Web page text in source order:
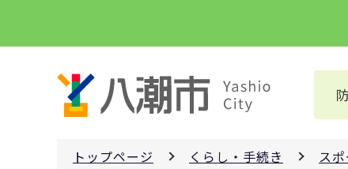
ペ
トップページ くらし・手続き ス